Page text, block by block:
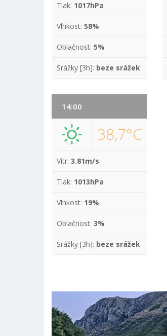
Tlak: 1017hPa
Vlhkost: 58%
Oblačnost: 5%
Srážky [3h]: beze srážek
14:00
38,7°C
Vítr: 3.81m/s
Tlak: 1013hPa
Vlhkost: 19%
Oblačnost: 3%
Srážky [3h]: beze srážek